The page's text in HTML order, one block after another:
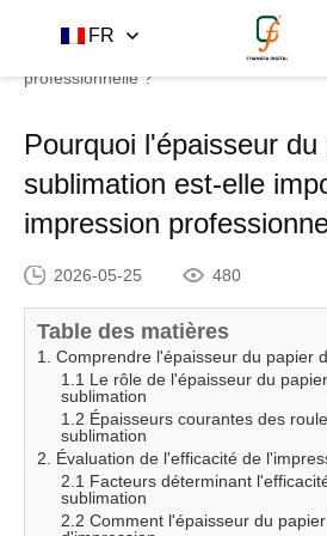
FR
Accueil - Centre de nouvelles
papier de sublimation est-elle
professionnelle ?
Pourquoi l'épaisseur du
sublimation est-elle
impression
2026-05-25 480
Table des matières
1. Comprendre l'épaisseur du papier
1.1 Le rôle de l'épaisseur du
sublimation
1.2 Épaisseurs courantes des
sublimation
2. Évaluation de l'efficacité de
2.1 Facteurs déterminant
sublimation
2.2 Comment l'épaisseur du